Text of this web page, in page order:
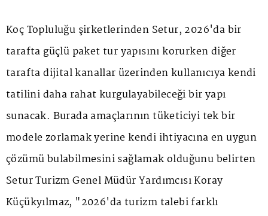
Koç Topluluğu şirketlerinden Setur, 2026'da bir
tarafta güçlü paket tur yapısını korurken diğer
tarafta dijital kanallar üzerinden kullanıcıya kendi
tatilini daha rahat kurgulayabileceği bir yapı
sunacak. Burada amaçlarının tüketiciyi tek bir
modele zorlamak yerine kendi ihtiyacına en uygun
çözümü bulabilmesini sağlamak olduğunu belirten
Setur Turizm Genel Müdür Yardımcısı Koray
Küçükyılmaz, "2026'da turizm talebi farklı